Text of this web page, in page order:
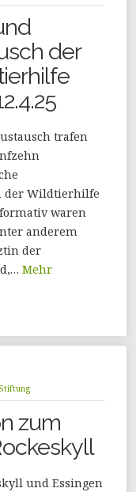
der
trafen
der Wildtierhilfe
waren
anderem
der
Mehr
zum
und Essingen